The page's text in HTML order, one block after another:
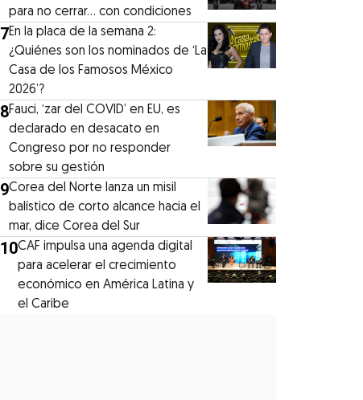
para no cerrar... con condiciones
7En la placa de la semana 2:
¿Quiénes son los nominados de ‘La
Casa de los Famosos México
2026’?
8Fauci, ‘zar del COVID’ en EU, es
declarado en desacato en
Congreso por no responder
sobre su gestión
9Corea del Norte lanza un misil
balístico de corto alcance hacia el
mar, dice Corea del Sur
10CAF impulsa una agenda digital
para acelerar el crecimiento
económico en América Latina y
el Caribe